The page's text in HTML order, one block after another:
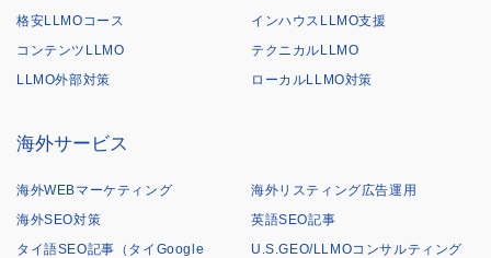
格安LLMOコース
インハウスLLMO支援
コンテンツLLMO
テクニカルLLMO
LLMO外部対策
ローカルLLMO対策
海外サービス
海外WEBマーケティング
海外リスティング広告運用
海外SEO対策
英語SEO記事
タイ語SEO記事（タイGoogle
U.S.GEO/LLMOコンサルティング